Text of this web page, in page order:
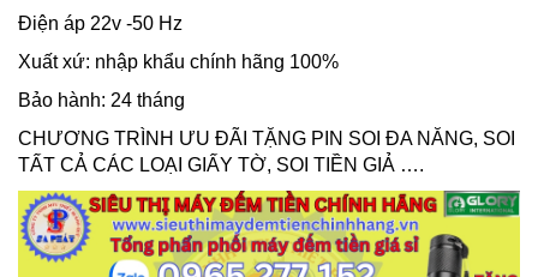
Điện áp 22v -50 Hz
Xuất xứ: nhập khẩu chính hãng 100%
Bảo hành: 24 tháng
CHƯƠNG TRÌNH ƯU ĐÃI TẶNG PIN SOI ĐA NĂNG, SOI
TẤT CẢ CÁC LOẠI GIẤY TỜ, SOI TIỀN GIẢ ….